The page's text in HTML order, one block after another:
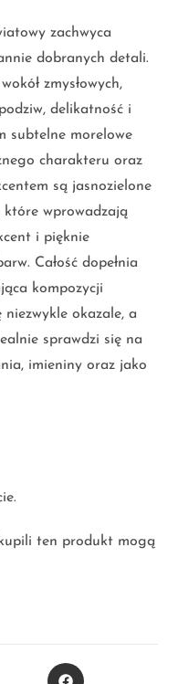
zachwyca
dobranych detali.
zmysłowych,
delikatność i
subtelne morelowe
charakteru oraz
są jasnozielone
wprowadzają
i pięknie
Całość dopełnia
kompozycji
okazale, a
sprawdzi się na
imieniny oraz jako
ten produkt mogą